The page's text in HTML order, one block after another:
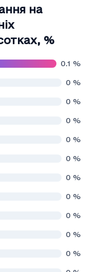
на
, %
0.1 %
0 %
0 %
0 %
0 %
0 %
0 %
0 %
0 %
0 %
0 %